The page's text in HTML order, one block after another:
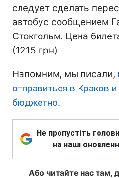
следует сделать
автобус сообщением
Стокгольм. Цена
(1215 грн).
Напомним, мы писали,
отправиться в Краков
бюджетно.
Не пропустіть
на наші
Або читайте нас там,